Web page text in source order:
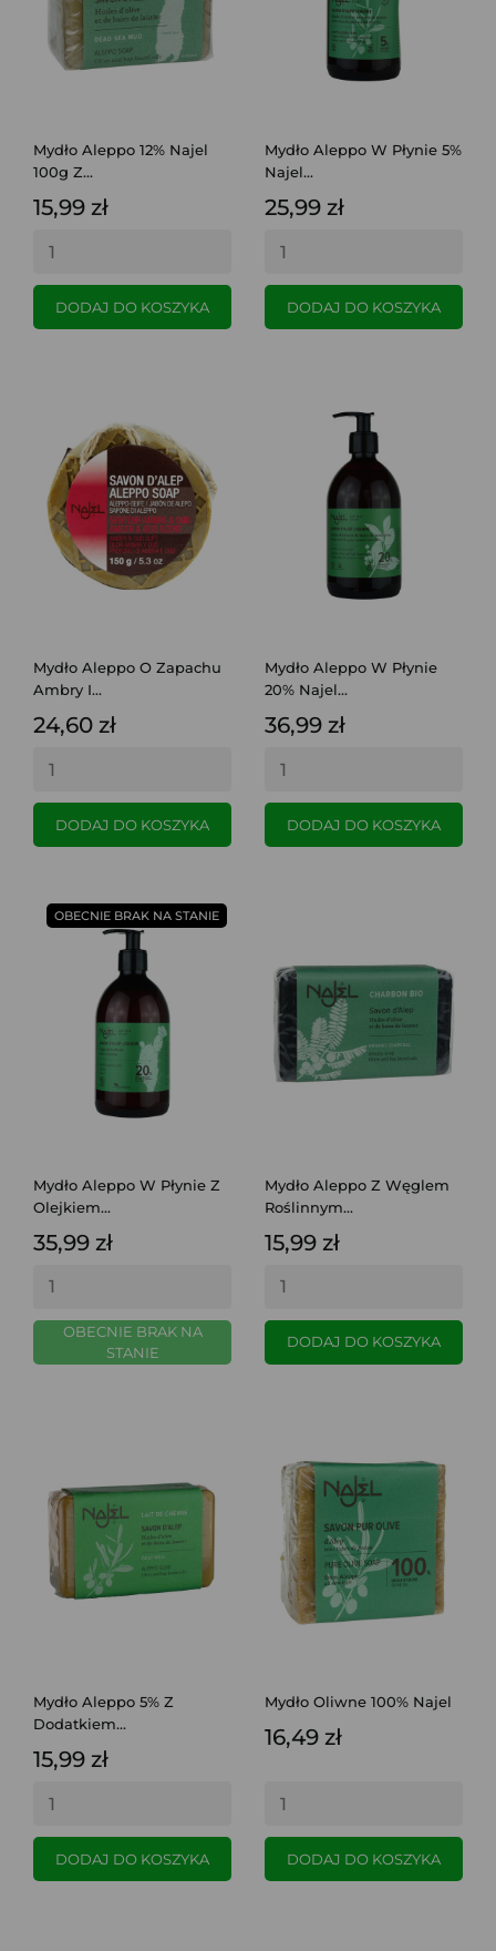
Mydło Aleppo 12% Najel
100g Z...
15,99 zł
DODAJ DO KOSZYKA
Mydło Aleppo W Płynie 5%
Najel...
25,99 zł
DODAJ DO KOSZYKA
Mydło Aleppo O Zapachu
Ambry I...
24,60 zł
DODAJ DO KOSZYKA
Mydło Aleppo W Płynie
20% Najel...
36,99 zł
DODAJ DO KOSZYKA
Mydło Aleppo W Płynie Z
Olejkiem...
35,99 zł
OBECNIE BRAK NA
STANIE
OBECNIE BRAK NA STANIE
Mydło Aleppo Z Węglem
Roślinnym...
15,99 zł
DODAJ DO KOSZYKA
Mydło Aleppo 5% Z
Dodatkiem...
15,99 zł
DODAJ DO KOSZYKA
Mydło Oliwne 100% Najel
16,49 zł
DODAJ DO KOSZYKA